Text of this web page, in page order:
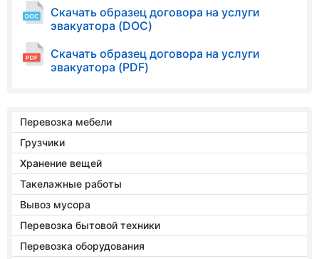
Скачать образец договора на услуги
эвакуатора (DOC)
Скачать образец договора на услуги
эвакуатора (PDF)
Перевозка мебели
Грузчики
Хранение вещей
Такелажные работы
Вывоз мусора
Перевозка бытовой техники
Перевозка оборудования